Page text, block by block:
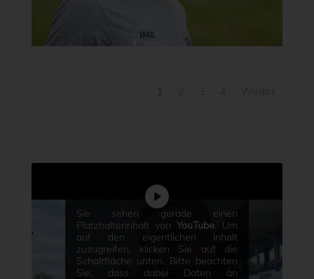
1
Sie sehen gerade einen
Platzhalterinhalt vonYouTube. Um
auf den eigentlichen Inhalt
zuzugreifen, klicken Sie auf die
Schaltfläche unten. Bitte beachten
Sie, dass dabei Daten an